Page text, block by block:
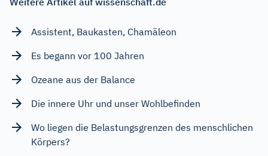
Assistent, Baukasten, Chamäleon
Es begann vor 100 Jahren
Ozeane aus der Balance
Die innere Uhr und unser Wohlbefinden
Wo liegen die Belastungsgrenzen des menschlichen
Körpers?